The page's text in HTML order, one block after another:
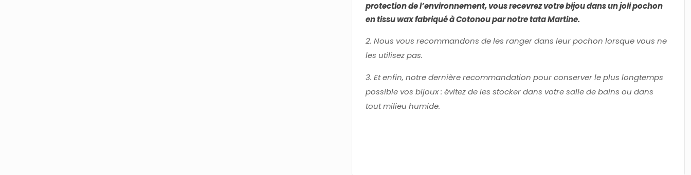
protection de l’environnement, vous recevrezvotre bijou dans un joli pochon
en tissu wax fabriqué à Cotonou par notre tata Martine.
2. Nous vous recommandons de les ranger dans leur pochon lorsque vous ne
les utilisez pas.
3. Et enfin, notre dernière recommandation pour conserver le plus longtemps
possible vos bijoux : évitez de les stocker dans votre salle de bains ou dans
tout milieu humide.